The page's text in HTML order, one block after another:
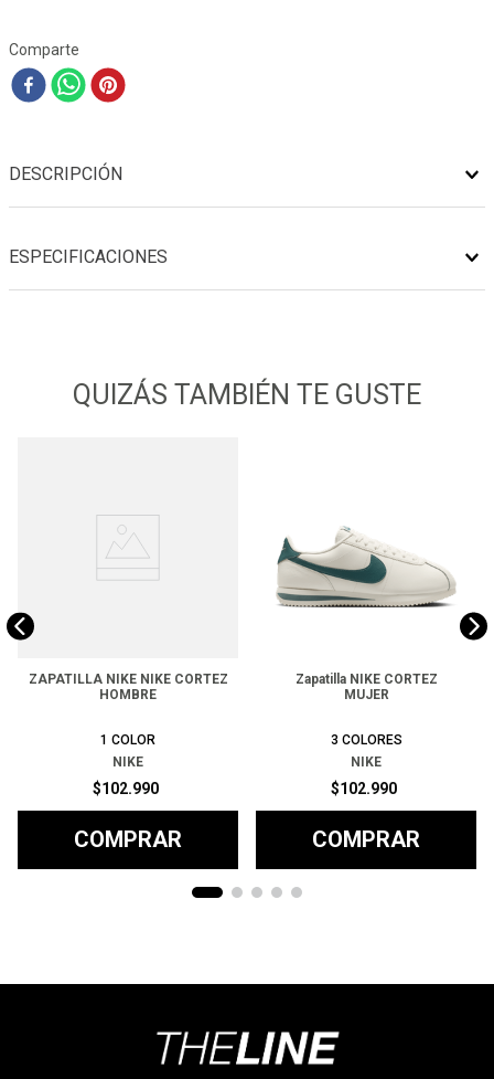
Comparte
DESCRIPCIÓN
ESPECIFICACIONES
QUIZÁS TAMBIÉN TE GUSTE
ZAPATILLA NIKE NIKE CORTEZ
HOMBRE
1 COLOR
NIKE
$102.990
COMPRAR
Zapatilla NIKE CORTEZ
MUJER
3 COLORES
NIKE
$102.990
COMPRAR